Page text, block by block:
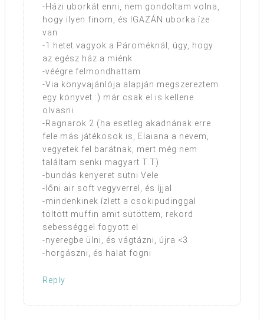
-Házi uborkát enni, nem gondoltam volna,
hogy ilyen finom, és IGAZÁN uborka íze
van
-1 hetet vagyok a Pároméknál, úgy, hogy
az egész ház a miénk
-véégre felmondhattam
-Via könyvajánlója alapján megszereztem
egy könyvet :) már csak el is kellene
olvasni
-Ragnarok 2 (ha esetleg akadnának erre
fele más játékosok is, Elaiana a nevem,
vegyetek fel barátnak, mert még nem
találtam senki magyart T.T)
-bundás kenyeret sütni Vele
-lőni air soft vegyverrel, és íjjal
-mindenkinek ízlett a csokipudinggal
töltött muffin amit sütöttem, rekord
sebességgel fogyott el
-nyeregbe ülni, és vágtázni, újra <3
-horgászni, és halat fogni
Reply